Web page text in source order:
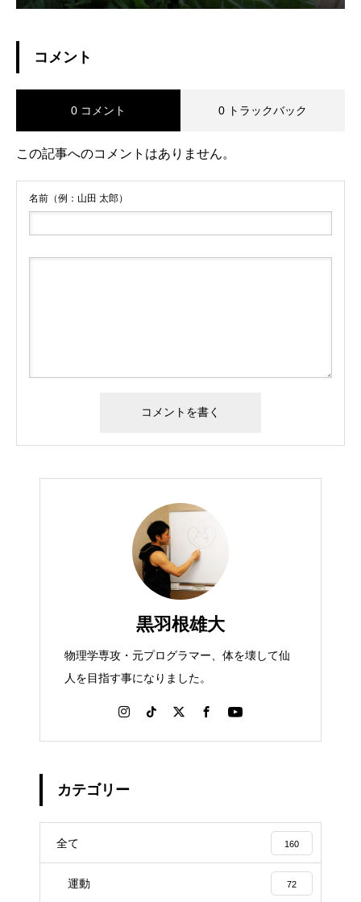
コメント
0 コメント 0 トラックバック
この記事へのコメントはありません。
名前（例：山田 太郎）
黒羽根雄大
物理学専攻・元プログラマー、体を壊して仙
人を目指す事になりました。
カテゴリー
全て 160
運動 72